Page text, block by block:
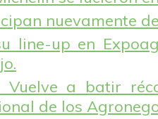
nuevamente
line-up en
Vuelve a batir
de los